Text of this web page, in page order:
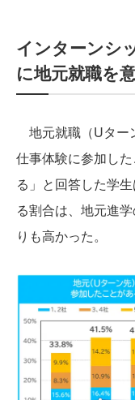
インターンシ
に地元就職を
地元就職（Uター
仕事体験に参加し
る」と回答した学
る割合は、地元進
りも高かった。